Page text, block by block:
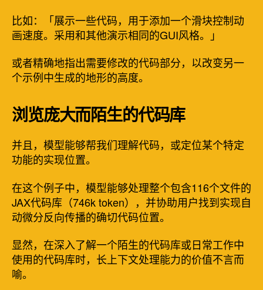
比如：「展示一些代码，用于添加一个滑块控制动
画速度。采用和其他演示相同的GUI风格。」
或者精确地指出需要修改的代码部分，以改变另一
个示例中生成的地形的高度。
浏览庞大而陌生的代码库
并且，模型能够帮我们理解代码，或定位某个特定
功能的实现位置。
在这个例子中，模型能够处理整个包含116个文件的
JAX代码库（746k token），并协助用户找到实现自
动微分反向传播的确切代码位置。
显然，在深入了解一个陌生的代码库或日常工作中
使用的代码库时，长上下文处理能力的价值不言而
喻。